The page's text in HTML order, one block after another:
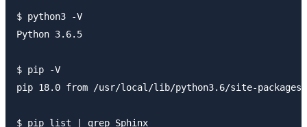
$ python3 -V
Python 3.6.5
$ pip -V
pip 18.0 from /usr/local/lib/python3.6/site-
$ pip list | grep Sphinx